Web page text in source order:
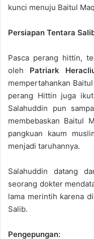
kunci menuju Baitul
Persiapan Tentara
Pasca perang hittin,
oleh Patriark
mempertahankan
perang Hittin juga
Salahuddin pun
membebaskan Baitul
pangkuan kaum
menjadi taruhannya.
Salahuddin datang
seorang dokter
lama merintih karena
Salib.
Pengepungan: